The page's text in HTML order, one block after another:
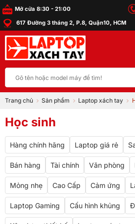
Bỏ
qua
nội
dung
Mở cửa 8:30 - 21:00
617 Đường 3 tháng 2, P.8, Quận10, HCM
kiếm:
Trang chủ Sản phẩm Laptop xách tay
Học sinh
Hàng chính hãng Laptop giá rẻ
Bán hàng Tài chính Văn phòng
Mỏng nhẹ Cao Cấp Cảm ứng
Laptop Gaming Cấu hình khủng